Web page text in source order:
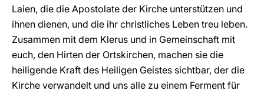
Laien, die die Apostolate der Kirche unterstützen und
ihnen dienen, und die ihr christliches Leben treu leben.
Zusammen mit dem Klerus und in Gemeinschaft mit
euch, den Hirten der Ortskirchen, machen sie die
heiligende Kraft des Heiligen Geistes sichtbar, der die
Kirche verwandelt und uns alle zu einem Ferment für